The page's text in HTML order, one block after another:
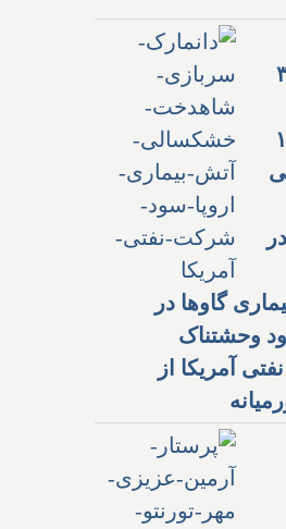
را ۳
گاوها در
وحشتناک
آمریکا از